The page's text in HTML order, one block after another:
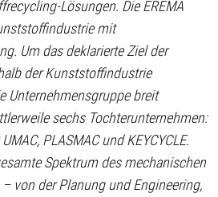
Lösungen. Die EREMA
mit
Um das deklarierte Ziel der
der Kunststoffindustrie
Unternehmensgruppe breit
sechs Tochterunternehmen:
UMAC, PLASMAC und KEYCYCLE.
Spektrum des mechanischen
von der Planung und Engineering,